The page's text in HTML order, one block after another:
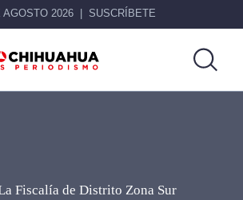
AGOSTO 2026 SUSCRÍBETE
Fiscalía de Distrito Zona Sur